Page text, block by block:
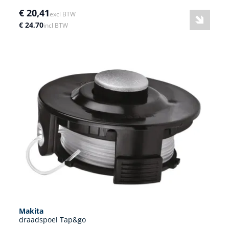
€ 20,41excl BTW
€ 24,70incl BTW
Makita
draadspoel Tap&go